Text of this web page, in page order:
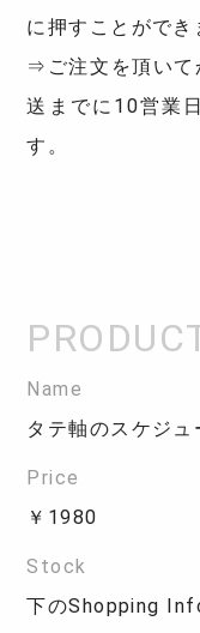
に押すことができ
⇒ご注文を頂いて
送までに10営業
す。
Name
タテ軸のスケジ
Price
￥1980
Stock
下のShopping